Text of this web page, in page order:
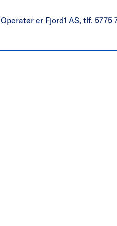
Operatør er Fjord1 AS, tlf. 5775